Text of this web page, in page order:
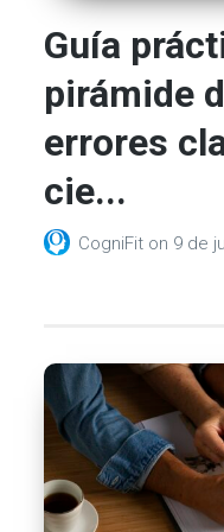
Guía
pirámide
errores
cie...
CogniFit on 9 de